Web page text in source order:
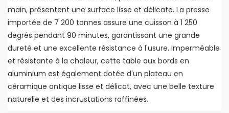
main, présentent une surface lisse et délicate. La presse
importée de 7 200 tonnes assure une cuisson à 1 250
degrés pendant 90 minutes, garantissant une grande
dureté et une excellente résistance à l'usure. Imperméable
et résistante à la chaleur, cette table aux bords en
aluminium est également dotée d'un plateau en
céramique antique lisse et délicat, avec une belle texture
naturelle et des incrustations raffinées.